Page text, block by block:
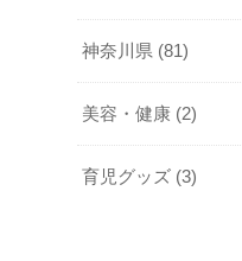
神奈川県 (81)
美容・健康 (2)
育児グッズ (3)